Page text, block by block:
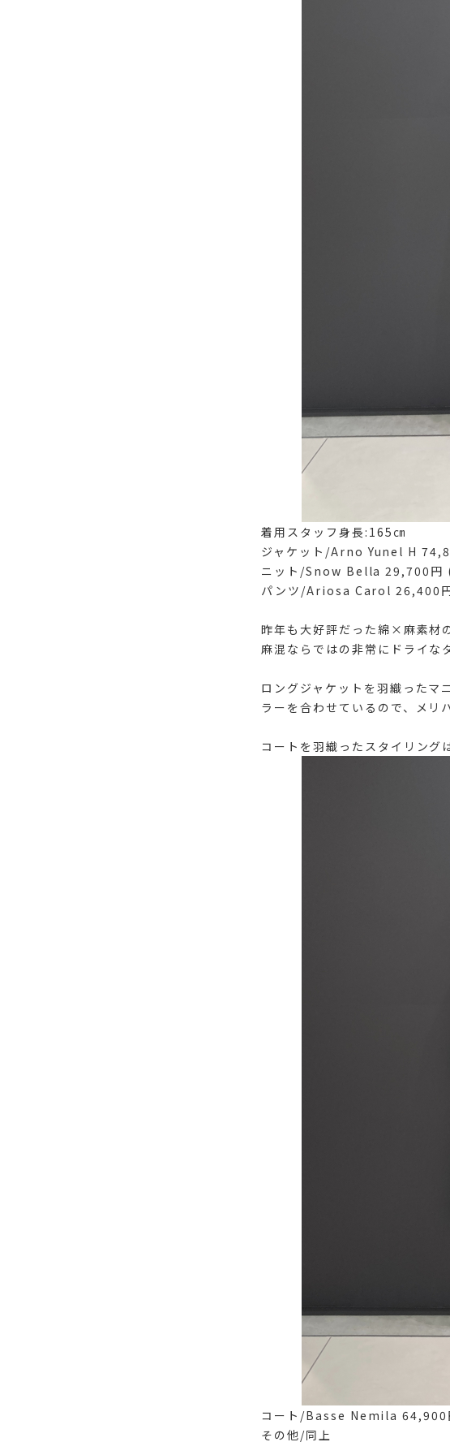
着用スタッフ身長:165㎝
ジャケット/Arno Yunel H
ニット/Snow Bella 29,700円
パンツ/Ariosa Carol 26,400
昨年も大好評だった綿×麻素材
麻混ならではの非常にドライな
ロングジャケットを羽織ったマ
ラーを合わせているので、メリ
コートを羽織ったスタイリング
コート/Basse Nemila 64,900
その他/同上